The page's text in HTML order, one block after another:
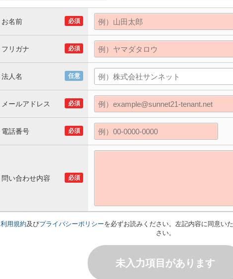
必須
お名前
必須
フリガナ
任意
法人名
必須
メールアドレス
必須
電話番号
必須
問い合わせ内容
利用規約及びプライバシーポリシーを必ずお読みください。左記内容に同意い
さい。
未入力項目があります